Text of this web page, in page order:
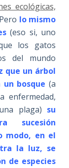
ecológicas,
lo mismo
(eso si, uno
los gatos
del mundo
que un árbol
un bosque(a
enfermedad,
plaga) su
sucesión
modo, en el
la luz, se
de especies